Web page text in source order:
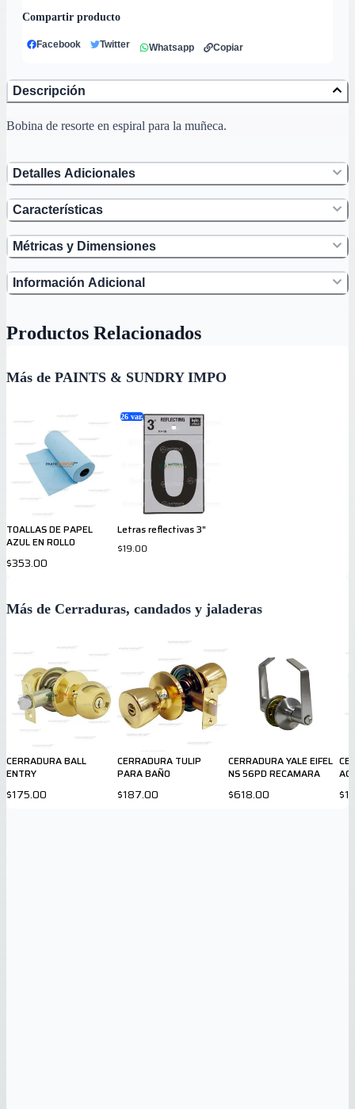
Compartir producto
Facebook Twitter Whatsapp Copiar
Descripción
Bobina de resorte en espiral para la muñeca.
Detalles Adicionales
Características
Métricas y Dimensiones
Información Adicional
Productos Relacionados
Más de PAINTS & SUNDRY IMPO
TOALLAS DE PAPEL
AZUL EN ROLLO
$353.00
26 var.
Letras reflectivas 3"
$19.00
Más de Cerraduras, candados y jaladeras
CERRADURA BALL
ENTRY
$175.00
CERRADURA TULIP
PARA BAÑO
$187.00
CERRADURA YALE EIFEL
NS 56PD RECAMARA
$618.00